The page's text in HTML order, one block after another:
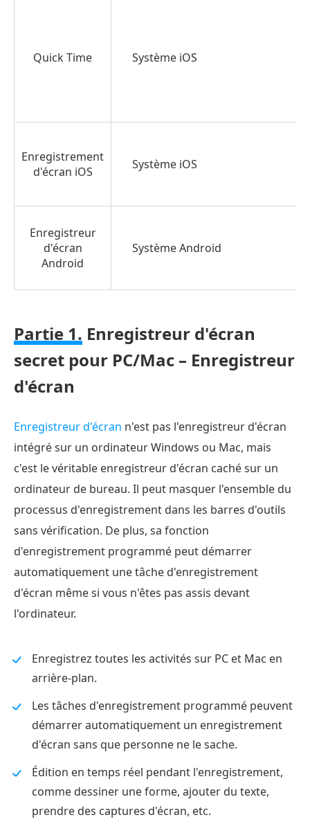
Quick Time Système iOS
Enregistrement
d'écran iOS
Système iOS
Enregistreur
d'écran
Android
Système Android
Partie 1. Enregistreur d'écran
secret pour PC/Mac – Enregistreur
d'écran
Enregistreur d'écran n'est pas l'enregistreur d'écran
intégré sur un ordinateur Windows ou Mac, mais
c'est le véritable enregistreur d'écran caché sur un
ordinateur de bureau. Il peut masquer l'ensemble du
processus d'enregistrement dans les barres d'outils
sans vérification. De plus, sa fonction
d'enregistrement programmé peut démarrer
automatiquement une tâche d'enregistrement
d'écran même si vous n'êtes pas assis devant
l'ordinateur.
Enregistrez toutes les activités sur PC et Mac en
arrière-plan.
Les tâches d'enregistrement programmé peuvent
démarrer automatiquement un enregistrement
d'écran sans que personne ne le sache.
Édition en temps réel pendant l'enregistrement,
comme dessiner une forme, ajouter du texte,
prendre des captures d'écran, etc.